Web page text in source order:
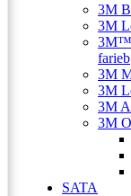
3M
3M
3M™
farieb
3M
3M
3M
3M
SATA